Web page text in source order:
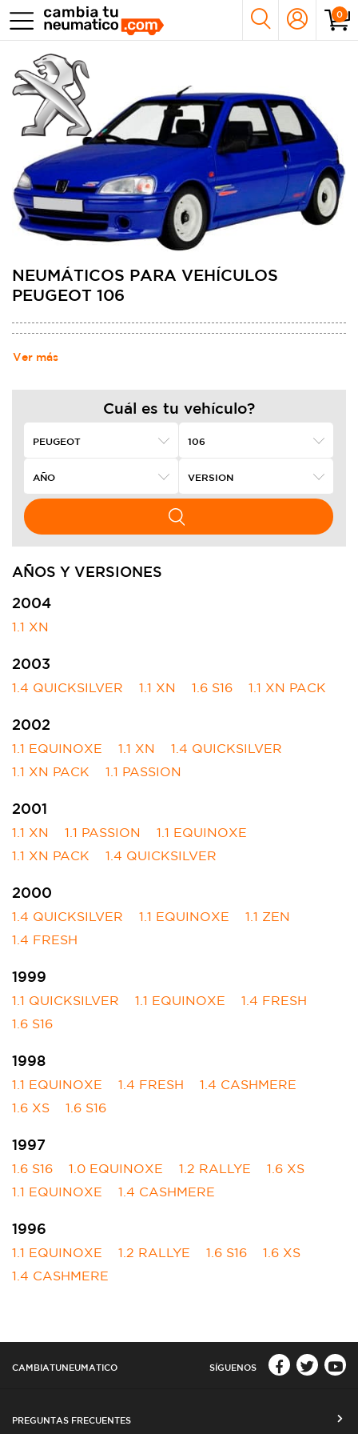
0
NEUMÁTICOS PARA VEHÍCULOS
PEUGEOT 106
Ver más
Cuál es tu vehículo?
AÑOS Y VERSIONES
2004
1.1 XN
2003
1.4 QUICKSILVER 1.1 XN 1.6 S16 1.1 XN PACK
2002
1.1 EQUINOXE 1.1 XN
1.4 QUICKSILVER
1.1 XN PACK
1.1 PASSION
2001
1.1 XN 1.1 PASSION
1.1 EQUINOXE
1.1 XN PACK
1.4 QUICKSILVER
2000
1.4 QUICKSILVER 1.1 EQUINOXE
1.1 ZEN
1.4 FRESH
1999
1.1 QUICKSILVER 1.1 EQUINOXE
1.4 FRESH
1.6 S16
1998
1.1 EQUINOXE 1.4 FRESH
1.4 CASHMERE
1.6 XS
1.6 S16
1997
1.6 S16 1.0 EQUINOXE 1.2 RALLYE
1.6 XS
1.1 EQUINOXE
1.4 CASHMERE
1996
1.1 EQUINOXE 1.2 RALLYE 1.6 S16
1.6 XS
1.4 CASHMERE
CAMBIATUNEUMATICO SÍGUENOS
PREGUNTAS FRECUENTES